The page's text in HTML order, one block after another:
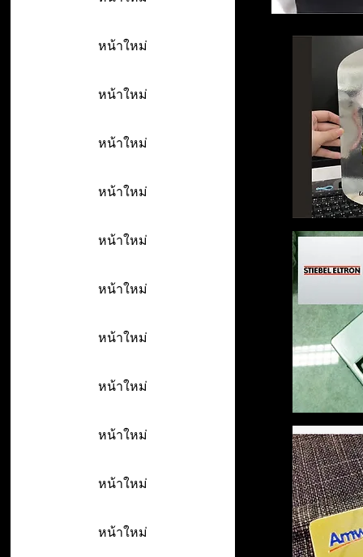
หน้าใหม่
หน้าใหม่
หน้าใหม่
หน้าใหม่
หน้าใหม่
หน้าใหม่
หน้าใหม่
หน้าใหม่
หน้าใหม่
หน้าใหม่
หน้าใหม่